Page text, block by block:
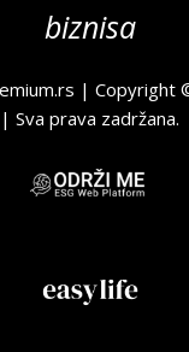
biznisa
| Copyright
| Sva prava zadržana.